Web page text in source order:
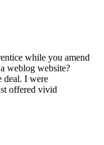
while you amend
weblog website?
deal. I were
offered vivid